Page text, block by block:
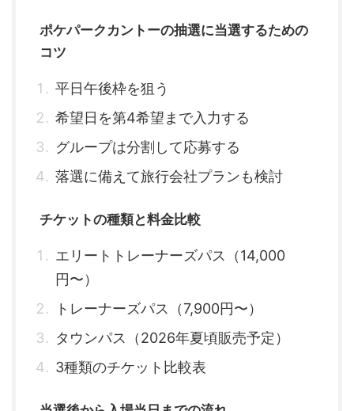
ポケパークカントーの抽選に当選するための
コツ
平日午後枠を狙う
希望日を第4希望まで入力する
グループは分割して応募する
落選に備えて旅行会社プランも検討
チケットの種類と料金比較
エリートトレーナーズパス（14,000
円〜）
トレーナーズパス（7,900円〜）
タウンパス（2026年夏頃販売予定）
3種類のチケット比較表